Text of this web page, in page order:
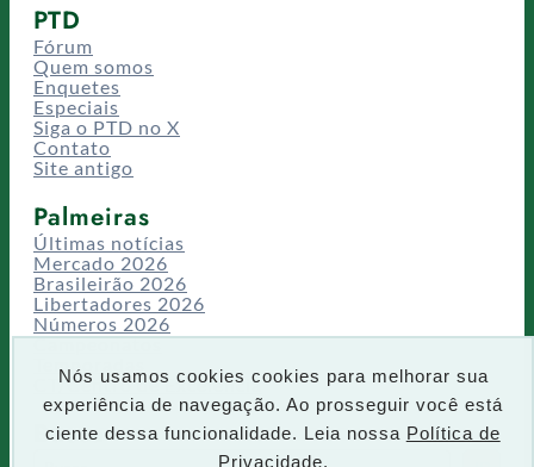
Nós usamos cookies cookies para melhorar sua
experiência de navegação. Ao prosseguir você está
ciente dessa funcionalidade. Leia nossa Política de
Privacidade.
PTD
Fórum
Quem somos
Enquetes
Especiais
Siga o PTD no X
Contato
Site antigo
Palmeiras
Últimas notícias
Mercado 2026
Brasileirão 2026
Libertadores 2026
Números 2026
Campeonatos
Temporadas
CT/Centro de Excelência
Busca
P